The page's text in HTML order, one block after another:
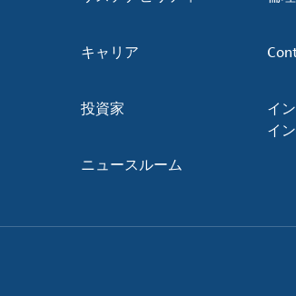
キャリア
投資家
ニュースルーム
イ
イン